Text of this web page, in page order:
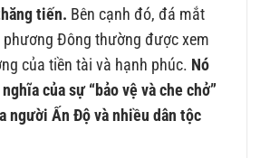
tiến. Bên cạnh đó, đá mắt
phương Đông thường được xem
của tiền tài và hạnh phúc. Nó
của sự “bảo vệ và che chở”
người Ấn Độ và nhiều dân tộc